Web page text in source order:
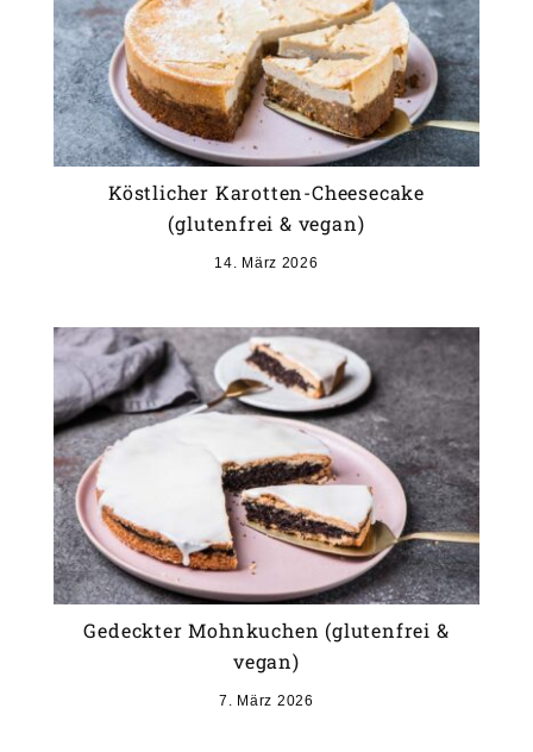
Köstlicher Karotten-Cheesecake
(glutenfrei & vegan)
14. März 2026
Gedeckter Mohnkuchen (glutenfrei &
vegan)
7. März 2026